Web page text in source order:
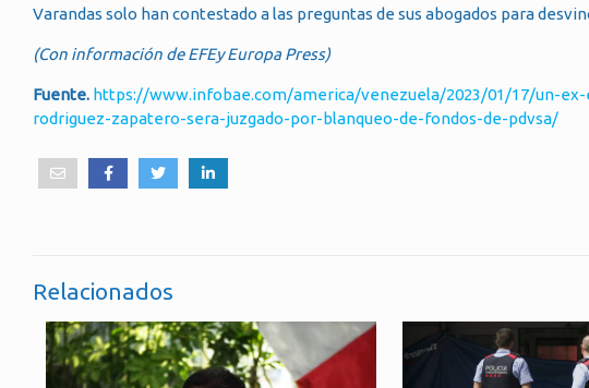
Varandas solo han contestado a las preguntas de sus abogados para
(Con información de EFEy Europa Press)
Fuente. https://www.infobae.com/america/venezuela/2023/01/17/un-
rodriguez-zapatero-sera-juzgado-por-blanqueo-de-fondos-de-pdvsa/
Relacionados